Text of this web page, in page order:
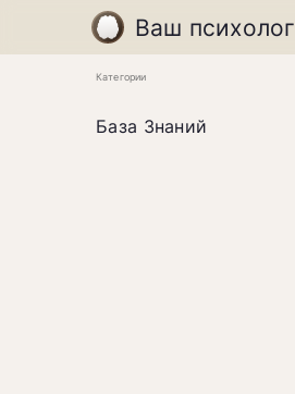
Ваш психолог
Категории
База Знаний